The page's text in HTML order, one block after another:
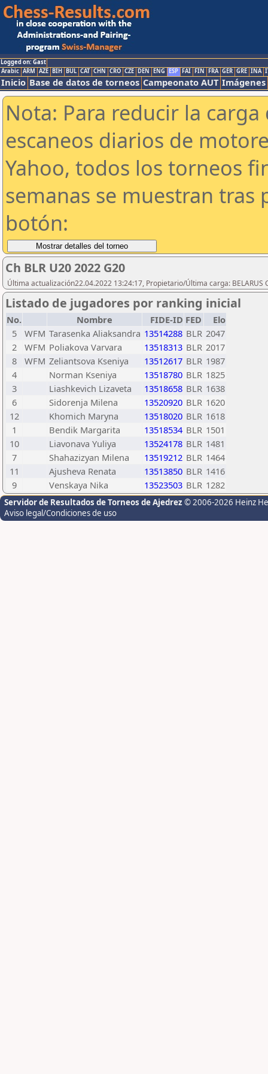
Logged on: Gast
Arabic ARM AZE BIH BUL CAT CHN CRO CZE DEN ENG ESP FAI FIN FRA GER GRE INA
Inicio Base de datos de torneos Campeonato AUT Imágenes
Nota: Para reducir la
escaneos diarios de
Yahoo, todos los torneos
semanas se muestran tras
botón:
Ch BLR U20 2022 G20
Última actualización22.04.2022 13:24:17, Propietario/Última carga: BELARUS
Listado de jugadores por ranking inicial
No. Nombre FIDE-ID FED
Elo
5
WFM Tarasenka Aliaksandra 13514288 BLR 2047
2
WFM Poliakova Varvara 13518313 BLR 2017
8
WFM Zeliantsova Kseniya 13512617 BLR 1987
4
Norman Kseniya 13518780 BLR 1825
3
Liashkevich Lizaveta 13518658 BLR 1638
6
Sidorenja Milena 13520920 BLR 1620
12
Khomich Maryna 13518020 BLR 1618
1
Bendik Margarita 13518534 BLR 1501
10
Liavonava Yuliya 13524178 BLR 1481
7
Shahazizyan Milena 13519212 BLR 1464
11
Ajusheva Renata 13513850 BLR 1416
9
Venskaya Nika 13523503 BLR 1282
Servidor de Resultados de Torneos de Ajedrez © 2006-2026 Heinz
Aviso legal/Condiciones de uso